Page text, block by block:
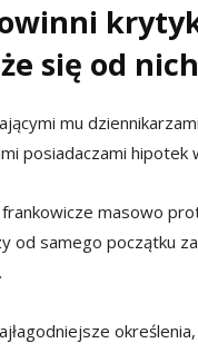
się od
mu
posiadaczami hipotek
masowo
samego początku